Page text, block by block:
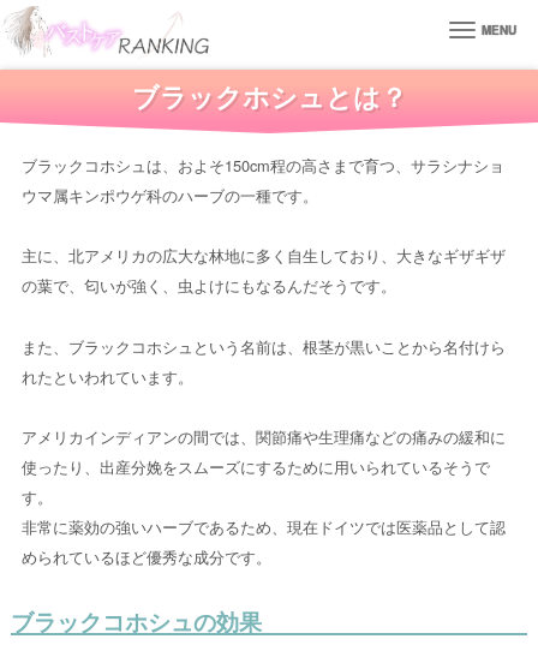
MENU
ブラックホシュとは？
ブラックコホシュは、およそ150cm程の高さまで育つ、サラシナショ
ウマ属キンポウゲ科のハーブの一種です。
主に、北アメリカの広大な林地に多く自生しており、大きなギザギザ
の葉で、匂いが強く、虫よけにもなるんだそうです。
また、ブラックコホシュという名前は、根茎が黒いことから名付けら
れたといわれています。
アメリカインディアンの間では、関節痛や生理痛などの痛みの緩和に
使ったり、出産分娩をスムーズにするために用いられているそうで
す。
非常に薬効の強いハーブであるため、現在ドイツでは医薬品として認
められているほど優秀な成分です。
ブラックコホシュの効果